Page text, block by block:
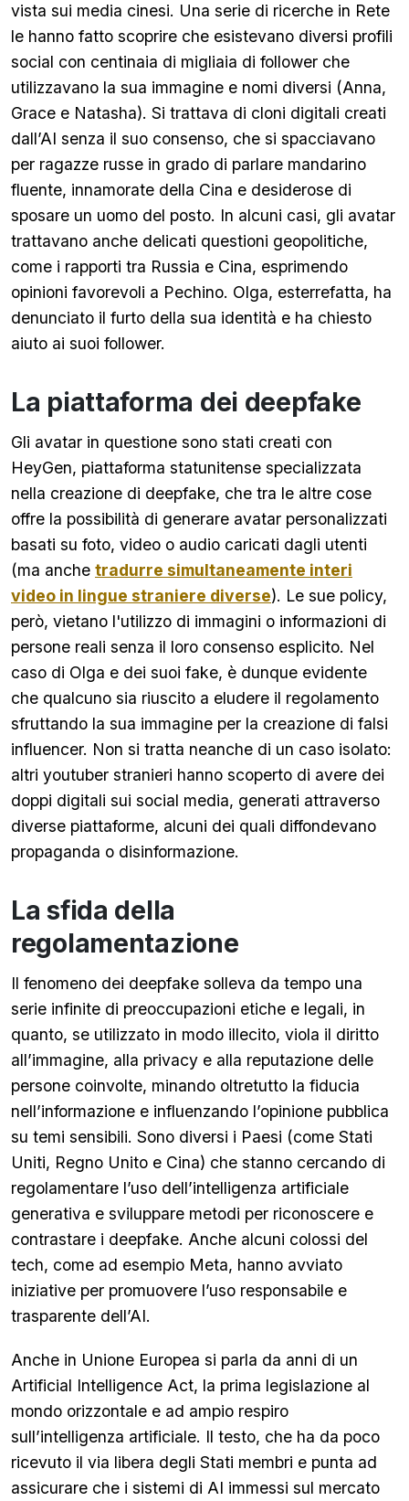
vista sui media cinesi. Una serie di ricerche in Rete
le hanno fatto scoprire che esistevano diversi profili
social con centinaia di migliaia di follower che
utilizzavano la sua immagine e nomi diversi (Anna,
Grace e Natasha). Si trattava di cloni digitali creati
dall’AI senza il suo consenso, che si spacciavano
per ragazze russe in grado di parlare mandarino
fluente, innamorate della Cina e desiderose di
sposare un uomo del posto. In alcuni casi, gli avatar
trattavano anche delicati questioni geopolitiche,
come i rapporti tra Russia e Cina, esprimendo
opinioni favorevoli a Pechino. Olga, esterrefatta, ha
denunciato il furto della sua identità e ha chiesto
aiuto ai suoi follower.
La piattaforma dei deepfake
Gli avatar in questione sono stati creati con
HeyGen, piattaforma statunitense specializzata
nella creazione di deepfake, che tra le altre cose
offre la possibilità di generare avatar personalizzati
basati su foto, video o audio caricati dagli utenti
(ma anche tradurre simultaneamente interi
video in lingue straniere diverse). Le sue policy,
però, vietano l'utilizzo di immagini o informazioni di
persone reali senza il loro consenso esplicito. Nel
caso di Olga e dei suoi fake, è dunque evidente
che qualcuno sia riuscito a eludere il regolamento
sfruttando la sua immagine per la creazione di falsi
influencer. Non si tratta neanche di un caso isolato:
altri youtuber stranieri hanno scoperto di avere dei
doppi digitali sui social media, generati attraverso
diverse piattaforme, alcuni dei quali diffondevano
propaganda o disinformazione.
La sfida della
regolamentazione
Il fenomeno dei deepfake solleva da tempo una
serie infinite di preoccupazioni etiche e legali, in
quanto, se utilizzato in modo illecito, viola il diritto
all’immagine, alla privacy e alla reputazione delle
persone coinvolte, minando oltretutto la fiducia
nell’informazione e influenzando l’opinione pubblica
su temi sensibili. Sono diversi i Paesi (come Stati
Uniti, Regno Unito e Cina) che stanno cercando di
regolamentare l’uso dell’intelligenza artificiale
generativa e sviluppare metodi per riconoscere e
contrastare i deepfake. Anche alcuni colossi del
tech, come ad esempio Meta, hanno avviato
iniziative per promuovere l’uso responsabile e
trasparente dell’AI.
Anche in Unione Europea si parla da anni di un
Artificial Intelligence Act, la prima legislazione al
mondo orizzontale e ad ampio respiro
sull’intelligenza artificiale. Il testo, che ha da poco
ricevuto il via libera degli Stati membri e punta ad
assicurare che i sistemi di AI immessi sul mercato